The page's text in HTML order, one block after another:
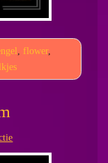
flower,